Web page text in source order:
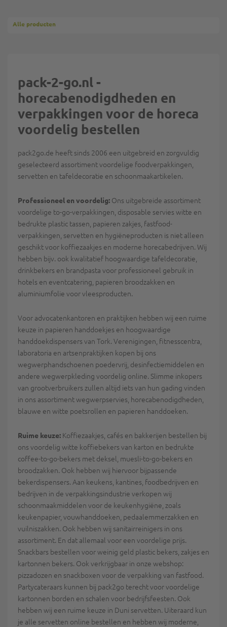
Alle producten
pack-2-go.nl -
horecabenodigdheden en
verpakkingen voor de horeca
voordelig bestellen
pack2go.de heeft sinds 2006 een uitgebreid en zorgvuldig
geselecteerd assortiment voordelige foodverpakkingen,
servetten en tafeldecoratie en schoonmaakartikelen.
Professioneel en voordelig: Ons uitgebreide assortiment
voordelige to-go-verpakkingen, disposable servies witte en
bedrukte plastic tassen, papieren zakjes, fastfood-
verpakkingen, servetten en hygiëneproducten is niet alleen
geschikt voor koffiezaakjes en moderne horecabedrijven. Wij
hebben bijv. ook kwalitatief hoogwaardige tafeldecoratie,
drinkbekers en brandpasta voor professioneel gebruik in
hotels en eventcatering, papieren broodzakken en
aluminiumfolie voor vleesproducten.
Voor advocatenkantoren en praktijken hebben wij een ruime
keuze in papieren handdoekjes en hoogwaardige
handdoekdispensers van Tork. Verenigingen, fitnesscentra,
laboratoria en artsenpraktijken kopen bij ons
wegwerphandschoenen poedervrij, desinfectiemiddelen en
andere wegwerpkleding voordelig online. Slimme inkopers
van grootverbruikers zullen altijd iets van hun gading vinden
in ons assortiment wegwerpservies, horecabenodigdheden,
blauwe en witte poetsrollen en papieren handdoeken.
Ruime keuze: Koffiezaakjes, cafés en bakkerijen bestellen bij
ons voordelig witte koffiebekers van karton en bedrukte
coffee-to-go-bekers met deksel, muesli-to-go-bekers en
broodzakken. Ook hebben wij hiervoor bijpassende
bekerdispensers. Aan keukens, kantines, foodbedrijven en
bedrijven in de verpakkingsindustrie verkopen wij
schoonmaakmiddelen voor de keukenhygiëne, zoals
keukenpapier, vouwhanddoeken, pedaalemmerzakken en
vuilniszakken. Ook hebben wij sanitairreinigers in ons
assortiment. En dat allemaal voor een voordelige prijs.
Snackbars bestellen voor weinig geld plastic bekers, zakjes en
kartonnen bekers. Ook verkrijgbaar in onze webshop:
pizzadozen en snackboxen voor de verpakking van fastfood.
Partycateraars kunnen bij pack2go terecht voor voordelige
kartonnen borden en schalen voor bedrijfsfeesten. Ook
hebben wij een ruime keuze in Duni servetten. Uiteraard kun
je alle servetten online bestellen en hebben wij moderne,